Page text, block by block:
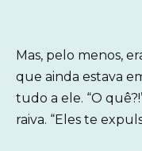
Mas, pelo menos,
que ainda estava
tudo a ele. “O
raiva. “Eles te